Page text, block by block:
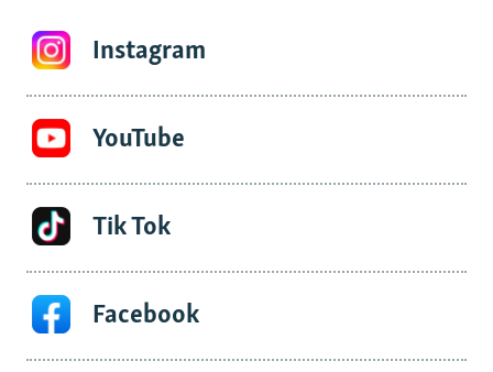
Instagram
YouTube
Tik Tok
Facebook